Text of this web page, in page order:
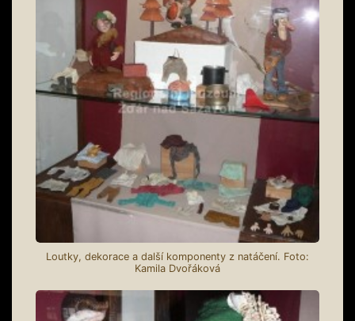
Loutky, dekorace a další komponenty z natáčení. Foto:
Kamila Dvořáková